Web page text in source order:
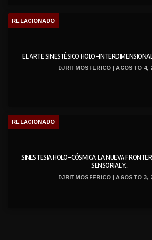
RELACIONADO
EL ARTE SINESTÉSICO HOLO-
DJRITMOSFERICO | AGOSTO 4,
RELACIONADO
SINESTESIA HOLO-CÓSMICA: LA NUEVA
SENSORIAL Y...
DJRITMOSFERICO | AGOSTO 3,